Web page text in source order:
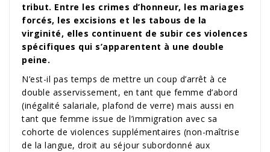
tribut. Entre les crimes d’honneur, les mariages
forcés, les excisions et les tabous de la
virginité, elles continuent de subir ces violences
spécifiques qui s’apparentent à une double
peine.
N’est-il pas temps de mettre un coup d’arrêt à ce
double asservissement, en tant que femme d’abord
(inégalité salariale, plafond de verre) mais aussi en
tant que femme issue de l’immigration avec sa
cohorte de violences supplémentaires (non-maîtrise
de la langue, droit au séjour subordonné aux